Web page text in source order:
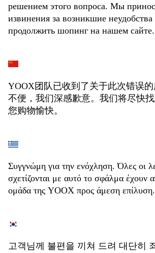
решением этого вопроса. Мы
извинения за возникшие
продолжить шопинг на нашем сайте.
YOOX团队已收到了关于此次错误
不便，我们深感歉意。我们将尽快
您购物愉快。
Συγγνώμη για την ενόχληση. Όλες οι
σχετίζονται με αυτό το σφάλμα έχουν
ομάδα της YOOX προς άμεση επίλυση.
고객님께 불편을 끼쳐 드려 대단히